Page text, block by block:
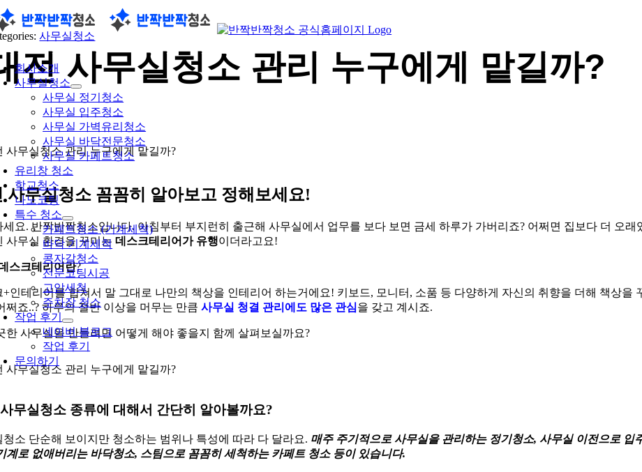
콘
텐
츠
로
건
너
회사소개
사무실청소
사무실 정기청소
사무실 입주청소
사무실 가벽유리청소
사무실 바닥전문청소
사무실 카페트청소
유리창 청소
학교청소
나노코팅
특수 청소
카페트청소 (기계세척)
바닥 기계세척
콩자갈청소
전문코팅시공
고압세척
주차장 청소
작업 후기
네이버 블로그
작업 후기
문의하기
사무실청소
전 사무실청소 관리 누구에게 맡길까?
사무실청소 꼼꼼히 알아보고 정해보세요!
세요. 반짝반짝청소입니다. 아침부터 부지런히 출근해 사무실에서 업무를 보다 보면 금세 하루가 가버리죠? 어쩌면 집보다 더 오래
사무실 환경을 꾸미는 데스크테리어가 유행이더라고요!
스크테리어란?
+인테리어를 합쳐서 말 그대로 나만의 책상을 인테리어 하는거에요! 키보드, 모니터, 소품 등 다양하게 자신의 취향을 더해 책상을
쩌죠..? 하루의 절반 이상을 머무는 만큼 사무실 청결 관리에도 많은 관심을 갖고 계시죠.
한 사무실을 만들려면 어떻게 해야 좋을지 함께 살펴보실까요?
무실청소 종류에 대해서 간단히 알아볼까요?
청소 단순해 보이지만 청소하는 범위나 특성에 따라 다 달라요. 매주 주기적으로 사무실을 관리하는 정기청소, 사무실 이전으로 입
계로 없애버리는 바닥청소, 스팀으로 꼼꼼히 세척하는 카페트 청소 등이 있습니다.